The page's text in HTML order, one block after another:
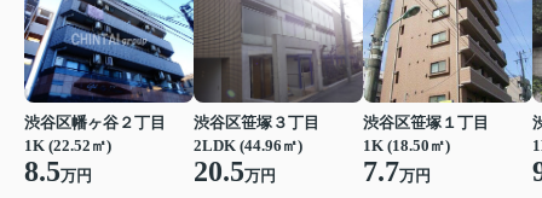
渋谷区幡ヶ谷２丁目
1K (22.52㎡)
8.5万円
渋谷区笹塚３丁目
2LDK (44.96㎡)
20.5万円
渋谷区笹塚１丁目
1K (18.50㎡)
7.7万円